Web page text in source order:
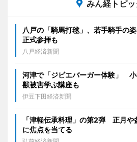
みん経トピ
八戸の「騎馬打毬」、若手騎手の
正式参拝も
八戸経済新聞
河津で「ジビエバーガー体験」
獣被害学ぶ講座も
伊豆下田経済新聞
「津軽伝承料理」の第2弾 正月や
に焦点を当てる